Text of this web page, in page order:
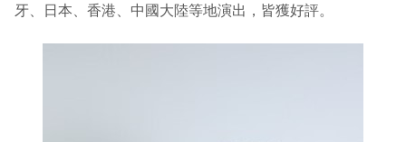
牙、日本、香港、中國大陸等地演出，皆獲好評。